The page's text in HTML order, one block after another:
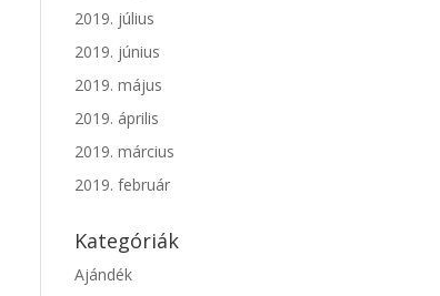
2019. július
2019. június
2019. május
2019. április
2019. március
2019. február
Kategóriák
Ajándék